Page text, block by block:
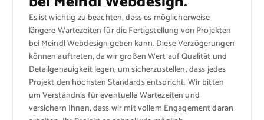
Es ist wichtig zu beachten, dass es möglicherweise
längere Wartezeiten für die Fertigstellung von Projekten
bei Meindl Webdesign geben kann. Diese Verzögerungen
können auftreten, da wir großen Wert auf Qualität und
Detailgenauigkeit legen, um sicherzustellen, dass jedes
Projekt den höchsten Standards entspricht. Wir bitten
um Verständnis für eventuelle Wartezeiten und
versichern Ihnen, dass wir mit vollem Engagement daran